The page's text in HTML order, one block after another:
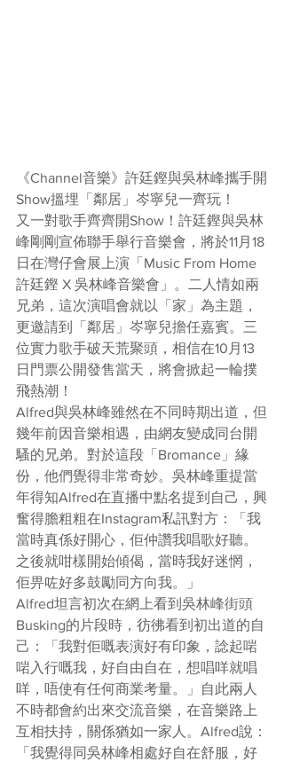
《Channel音樂》許廷鏗與吳林峰攜手開
Show搵埋「鄰居」岑寧兒一齊玩！
又一對歌手齊齊開Show！許廷鏗與吳林
峰剛剛宣佈聯手舉行音樂會，將於11月18
日在灣仔會展上演「Music From Home
許廷鏗 X 吳林峰音樂會」。二人情如兩
兄弟，這次演唱會就以「家」為主題，
更邀請到「鄰居」岑寧兒擔任嘉賓。三
位實力歌手破天荒聚頭，相信在10月13
日門票公開發售當天，將會掀起一輪撲
飛熱潮！
Alfred與吳林峰雖然在不同時期出道，但
幾年前因音樂相遇，由網友變成同台開
騷的兄弟。對於這段「Bromance」緣
份，他們覺得非常奇妙。吳林峰重提當
年得知Alfred在直播中點名提到自己，興
奮得膽粗粗在Instagram私訊對方：「我
當時真係好開心，佢仲讚我唱歌好聽。
之後就咁樣開始傾偈，當時我好迷惘，
佢畀咗好多鼓勵同方向我。」
Alfred坦言初次在網上看到吳林峰街頭
Busking的片段時，彷彿看到初出道的自
己：「我對佢嘅表演好有印象，諗起啱
啱入行嘅我，好自由自在，想唱咩就唱
咩，唔使有任何商業考量。」自此兩人
不時都會約出來交流音樂，在音樂路上
互相扶持，關係猶如一家人。Alfred說：
「我覺得同吳林峰相處好自在舒服，好